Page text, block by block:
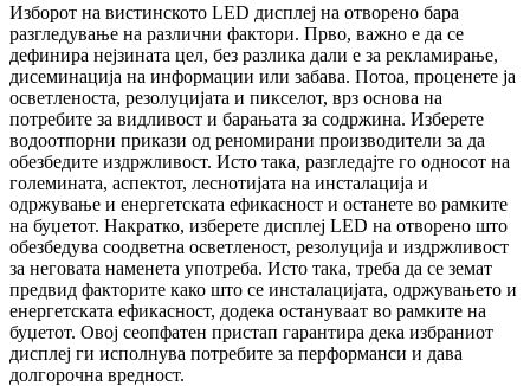
Изборот на вистинското LED дисплеј на отворено бара
разгледување на различни фактори. Прво, важно е да се
дефинира нејзината цел, без разлика дали е за рекламирање,
дисеминација на информации или забава. Потоа, проценете ја
осветленоста, резолуцијата и пикселот, врз основа на
потребите за видливост и барањата за содржина. Изберете
водоотпорни прикази од реномирани производители за да
обезбедите издржливост. Исто така, разгледајте го односот на
големината, аспектот, леснотијата на инсталација и
одржување и енергетската ефикасност и останете во рамките
на буџетот. Накратко, изберете дисплеј LED на отворено што
обезбедува соодветна осветленост, резолуција и издржливост
за неговата наменета употреба. Исто така, треба да се земат
предвид факторите како што се инсталацијата, одржувањето и
енергетската ефикасност, додека остануваат во рамките на
буџетот. Овој сеопфатен пристап гарантира дека избраниот
дисплеј ги исполнува потребите за перформанси и дава
долгорочна вредност.